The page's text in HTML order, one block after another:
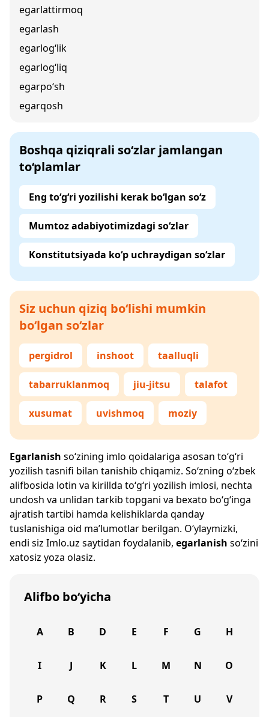
egarlattirmoq
egarlash
egarlog‘lik
egarlog‘liq
egarpo‘sh
egarqosh
Boshqa qiziqrali so‘zlar jamlangan
to‘plamlar
Eng to‘g‘ri yozilishi kerak bo‘lgan so‘z
Mumtoz adabiyotimizdagi so‘zlar
Konstitutsiyada ko‘p uchraydigan so‘zlar
Siz uchun qiziq bo‘lishi mumkin
bo‘lgan so‘zlar
pergidrol inshoot taalluqli
tabarruklanmoq jiu-jitsu talafot
xusumat uvishmoq moziy
Egarlanish so‘zining imlo qoidalariga asosan to‘g‘ri
yozilish tasnifi bilan tanishib chiqamiz. So‘zning o‘zbek
alifbosida lotin va kirillda to‘g‘ri yozilish imlosi, nechta
undosh va unlidan tarkib topgani va bexato bo‘g‘inga
ajratish tartibi hamda kelishiklarda qanday
tuslanishiga oid ma’lumotlar berilgan. O‘ylaymizki,
endi siz Imlo.uz saytidan foydalanib, egarlanish so‘zini
xatosiz yoza olasiz.
Alifbo bo‘yicha
A B D E F G H
I J K L M N O
P Q R S T U V